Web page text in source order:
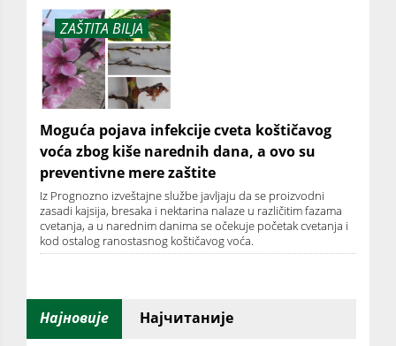
ZAŠTITA BILJA
Moguća pojava infekcije cveta koštičavog
voća zbog kiše narednih dana, a ovo su
preventivne mere zaštite
Iz Prognozno izveštajne službe javljaju da se proizvodni
zasadi kajsija, bresaka i nektarina nalaze u različitim fazama
cvetanja, a u narednim danima se očekuje početak cvetanja i
kod ostalog ranostasnog koštičavog voća.
Најновије Најчитаније